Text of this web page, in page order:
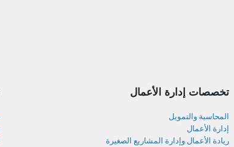
تخصصات إدارة الأعمال
المحاسبة والتمويل
إدارة الأعمال
ريادة الأعمال وإدارة المشاريع الصغيرة